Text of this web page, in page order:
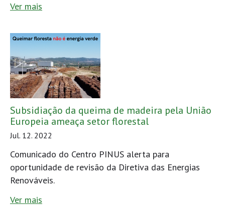
Ver mais
Subsidiação da queima de madeira pela União
Europeia ameaça setor florestal
Jul. 12. 2022
Comunicado do Centro PINUS alerta para
oportunidade de revisão da Diretiva das Energias
Renováveis.
Ver mais